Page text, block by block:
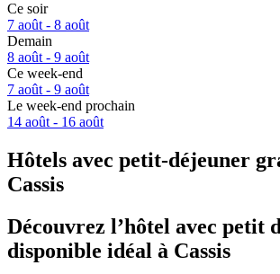
Ce soir
7 août - 8 août
Demain
8 août - 9 août
Ce week-end
7 août - 9 août
Le week-end prochain
14 août - 16 août
Hôtels avec petit-déjeuner
Cassis
Découvrez l’hôtel avec petit
disponible idéal à Cassis